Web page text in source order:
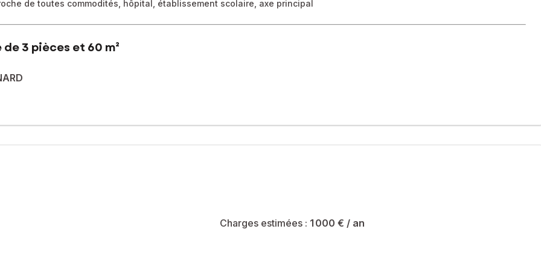
de toutes commodités, hôpital, établissement scolaire, axe principal
3 pièces et 60 m²
cherchez plus !
premier achat ou un pied-à-terre fonctionnel.
de la visite jusqu'à la signature. Un projet sérieux mérite un accompagnement d’expert.
la construction et de l'habitation).
disponibles sur le site Géorisques : www.georisques.gouv.fr
Charges estimées : 1 000 € / an